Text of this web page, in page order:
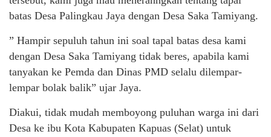
batas Desa Palingkau Jaya dengan Desa Saka Tamiyang.
” Hampir sepuluh tahun ini soal tapal batas desa kami
dengan Desa Saka Tamiyang tidak beres, apabila kami
tanyakan ke Pemda dan Dinas PMD selalu dilempar-
lempar bolak balik” ujar Jaya.
Diakui, tidak mudah memboyong puluhan warga ini dari
Desa ke ibu Kota Kabupaten Kapuas (Selat) untuk